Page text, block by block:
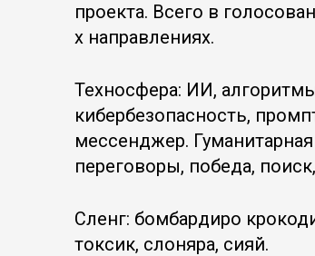
проекта. Всего в
х направлениях.
Техносфера: ИИ,
кибербезопасность,
мессенджер.
переговоры, победа,
Сленг: бомбардиро
токсик, слоняра, сияй.